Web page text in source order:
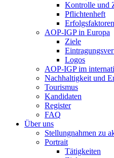
Kontrolle und
Pflichtenheft
Erfolgsfaktoren
AOP-IGP in Europa
Ziele
Logos
AOP-IGP im
Nachhaltigkeit und
Tourismus
Kandidaten
Register
FAQ
Über uns
Stellungnahmen zu
Portrait
Tätigkeiten